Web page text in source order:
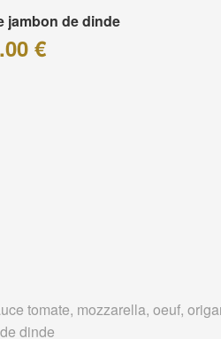
jambon de dinde
€
tomate, mozzarella, oeuf,
dinde